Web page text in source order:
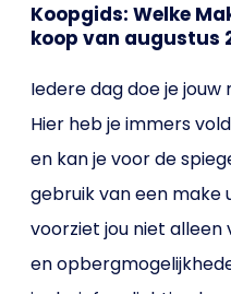
Koopgids: Welke
koop van augustus
Iedere dag doe je
Hier heb je immers
en kan je voor de
gebruik van een make
voorziet jou niet
en